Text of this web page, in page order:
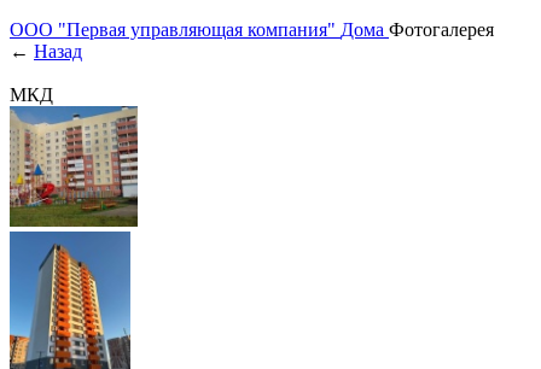
ООО "Первая управляющая компания" Дома Фотогалерея
← Назад
МКД